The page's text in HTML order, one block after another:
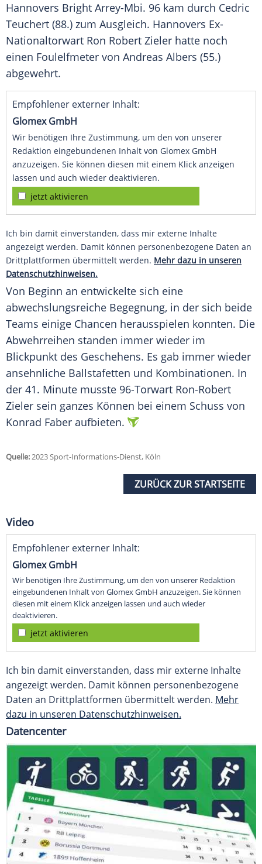
Hannovers Bright Arrey-Mbi. 96 kam durch Cedric
Teuchert (88.) zum Ausgleich. Hannovers Ex-
Nationaltorwart Ron Robert Zieler hatte noch
einen Foulelfmeter von Andreas Albers (55.)
abgewehrt.
Empfohlener externer Inhalt:
Glomex GmbH
Wir benötigen Ihre Zustimmung, um den von unserer
Redaktion eingebundenen Inhalt von Glomex GmbH
anzuzeigen. Sie können diesen mit einem Klick anzeigen
lassen und auch wieder deaktivieren.
jetzt aktivieren
Ich bin damit einverstanden, dass mir externe Inhalte
angezeigt werden. Damit können personenbezogene Daten an
Drittplattformen übermittelt werden. Mehr dazu in unseren
Datenschutzhinweisen.
Von Beginn an entwickelte sich eine
abwechslungsreiche Begegnung, in der sich beide
Teams einige Chancen herausspielen konnten. Die
Abwehrreihen standen immer wieder im
Blickpunkt des Geschehens. Es gab immer wieder
ansehnliche Ballstafetten und Kombinationen. In
der 41. Minute musste 96-Torwart Ron-Robert
Zieler sein ganzes Können bei einem Schuss von
Konrad Faber aufbieten.
Quelle:2023 Sport-Informations-Dienst, Köln
ZURÜCK ZUR STARTSEITE
Video
Empfohlener externer Inhalt:
Glomex GmbH
Wir benötigen Ihre Zustimmung, um den von unserer Redaktion
eingebundenen Inhalt von Glomex GmbH anzuzeigen. Sie können
diesen mit einem Klick anzeigen lassen und auch wieder
deaktivieren.
jetzt aktivieren
Ich bin damit einverstanden, dass mir externe Inhalte
angezeigt werden. Damit können personenbezogene
Daten an Drittplattformen übermittelt werden. Mehr
dazu in unseren Datenschutzhinweisen.
Datencenter